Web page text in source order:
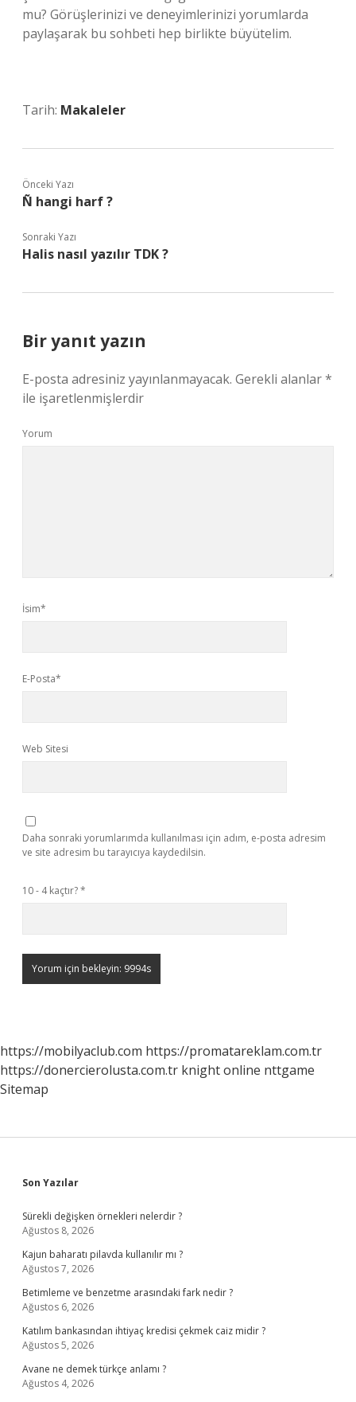
mu? Görüşlerinizi ve deneyimlerinizi yorumlarda
paylaşarak bu sohbeti hep birlikte büyütelim.
Tarih: Makaleler
Önceki Yazı
Ñ hangi harf ?
Sonraki Yazı
Halis nasıl yazılır TDK ?
Bir yanıt yazın
E-posta adresiniz yayınlanmayacak. Gerekli alanlar*
ile işaretlenmişlerdir
Yorum
İsim*
E-Posta*
Web Sitesi
Daha sonraki yorumlarımda kullanılması için adım, e-posta adresim
ve site adresim bu tarayıcıya kaydedilsin.
10 - 4 kaçtır?*
https://mobilyaclub.com https://promatareklam.com.tr
https://donercierolusta.com.tr knight online nttgame
Sitemap
Sidebar
Son Yazılar
Sürekli değişken örnekleri nelerdir ?
Ağustos 8, 2026
Kajun baharatı pilavda kullanılır mı ?
Ağustos 7, 2026
Betimleme ve benzetme arasındaki fark nedir ?
Ağustos 6, 2026
Katılım bankasından ihtiyaç kredisi çekmek caiz midir ?
Ağustos 5, 2026
Avane ne demek türkçe anlamı ?
Ağustos 4, 2026